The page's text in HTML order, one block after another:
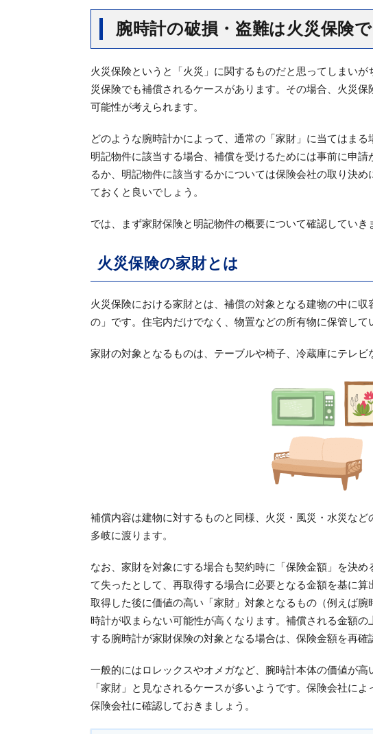
腕時計の破損・盗難は火災保険
火災保険というと「火災」に関するものだと思ってしまい
災保険でも補償されるケースがあります。その場合、火災
可能性が考えられます。
どのような腕時計かによって、通常の「家財」に当てはま
明記物件に該当する場合、補償を受けるためには事前に申
るか、明記物件に該当するかについては保険会社の取り決
ておくと良いでしょう。
では、まず家財保険と明記物件の概要について確認していき
火災保険の家財とは
火災保険における家財とは、補償の対象となる建物の中に
の」です。住宅内だけでなく、物置などの所有物に保管して
家財の対象となるものは、テーブルや椅子、冷蔵庫にテレビ
補償内容は建物に対するものと同様、火災・風災・水災な
多岐に渡ります。
なお、家財を対象にする場合も契約時に「保険金額」を決
て失ったとして、再取得する場合に必要となる金額を基に
取得した後に価値の高い「家財」対象となるもの（例えば
時計が収まらない可能性が高くなります。補償される金額
する腕時計が家財保険の対象となる場合は、保険金額を再確
一般的にはロレックスやオメガなど、腕時計本体の価値が高
「家財」と見なされるケースが多いようです。保険会社に
保険会社に確認しておきましょう。